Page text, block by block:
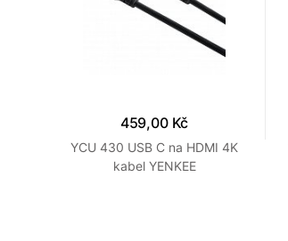
459,00 Kč
YCU 430 USB C na HDMI 4K
kabel YENKEE